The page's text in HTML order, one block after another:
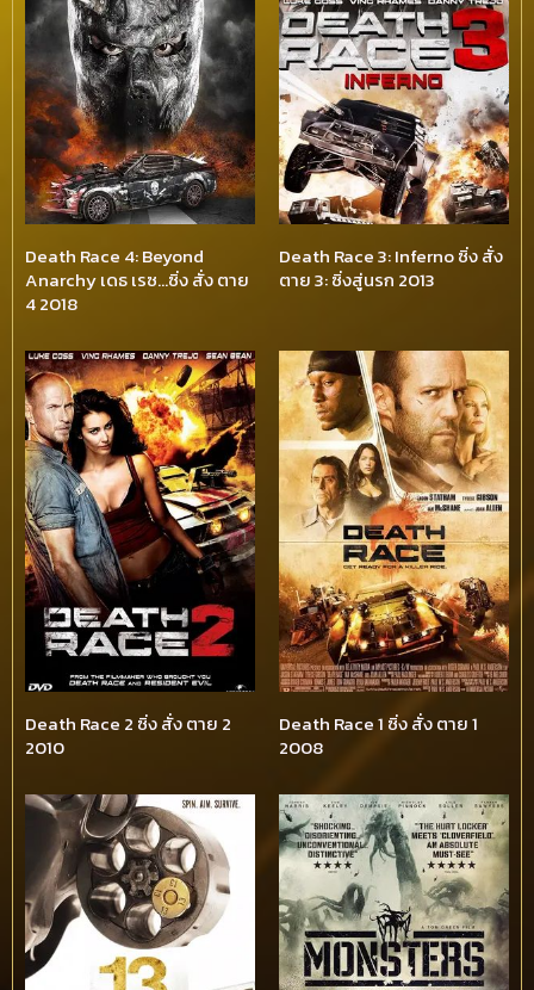
Death Race 4: Beyond
Anarchy เดธ เรซ…ซิ่ง สั่ง ตาย
4 2018
Death Race 3: Inferno ซิ่ง สั่ง
ตาย 3: ซิ่งสู่นรก 2013
Death Race 2 ซิ่ง สั่ง ตาย 2
2010
Death Race 1 ซิ่ง สั่ง ตาย 1
2008